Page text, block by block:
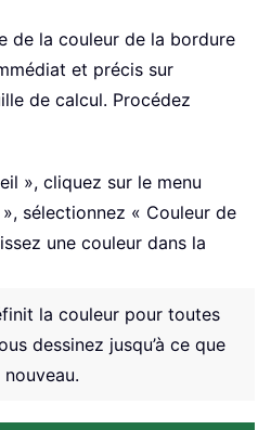
de la couleur de la bordure
et précis sur
de calcul. Procédez
», cliquez sur le menu
sélectionnez « Couleur de
une couleur dans la
la couleur pour toutes
dessinez jusqu’à ce que